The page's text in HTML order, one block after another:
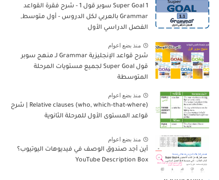
Super Goal 1 سوبر قول 1 - شرح فقرة القواعد
Grammar بالعربي لكل الدروس - أول متوسط,
الفصل الدراسي الأول
منذ بضع اعوام
شرح قواعد الإنجليزية Grammar لـ منهج سوبر
قول Super Goal لجميع مستويات المرحلة
المتوسطة
منذ بضع اعوام
Relative clauses (who, which-that-where) | شرح
قواعد المستوى الأول للمرحلة الثانوية
منذ بضع اعوام
أين أجد صندوق الوصف في فيديوهات اليوتيوب؟
YouTube Description Box